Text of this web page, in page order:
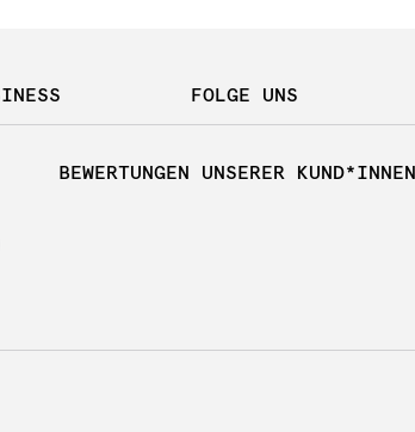
FOLGE UNS
BEWERTUNGEN UNSERER KUND*INNEN